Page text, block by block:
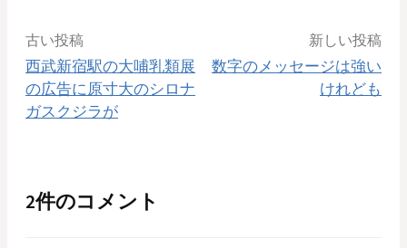
投
稿
ナ
ゲ
古い投稿
西武新宿駅の大哺乳類展
の広告に原寸大のシロナ
ガスクジラが
新しい投稿
数字のメッセージは強い
けれども
2件のコメント